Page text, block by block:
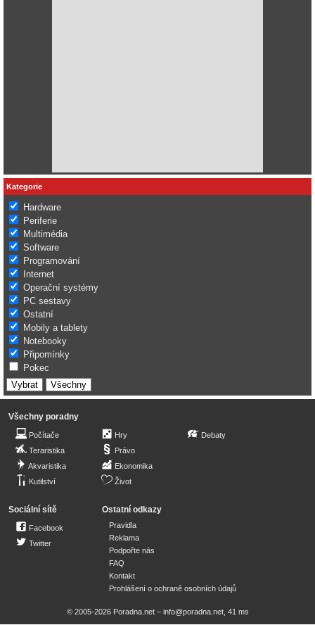
Kategorie
Hardware
Periferie
Multimédia
Software
Programování
Internet
Operační systémy
PC sestavy
Ostatní
Mobily a tablety
Notebooky
Připomínky
Pokec
Všechny poradny
Počítače
Teraristika
Akvaristika
Kutilství
Hry
Právo
Ekonomika
Život
Debaty
Sociální sítě
Facebook
Twitter
Ostatní odkazy
Pravidla
Reklama
Podpořte nás
FAQ
Kontakt
Prohlášení o ochraně osobních údajů
© 2005-2026 Poradna.net – info@poradna.net, 41 ms